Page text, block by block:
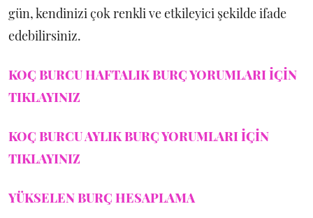
gün, kendinizi çok renkli ve etkileyici şekilde ifade
edebilirsiniz.
KOÇ BURCU HAFTALIK BURÇ YORUMLARI İÇİN
TIKLAYINIZ
KOÇ BURCU AYLIK BURÇ YORUMLARI İÇİN
TIKLAYINIZ
YÜKSELEN BURÇ HESAPLAMA